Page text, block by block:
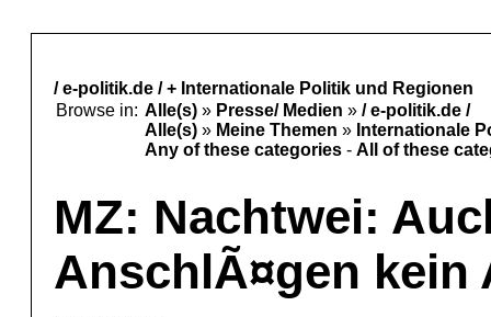
/ e-politik.de / + Internationale Politik und Regionen
Browse in: Alle(s) » Presse/ Medien » / e-politik.de /
Alle(s) » Meine Themen » Internationale
Any of these categories - All of these
MZ: Nachtwei:
AnschlÃ¤gen kein